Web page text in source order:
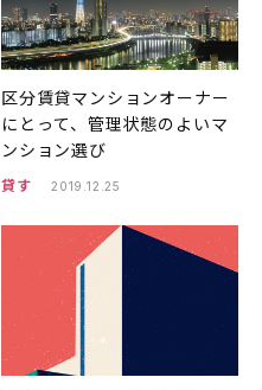
区分賃貸マンションオーナー
にとって、管理状態のよいマ
ンション選び
貸す 2019.12.25